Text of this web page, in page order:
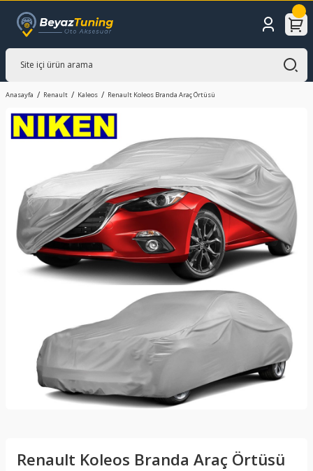
Anasayfa Renault Kaleos Renault Koleos Branda Araç Örtüsü
Renault Koleos Branda Araç Örtüsü